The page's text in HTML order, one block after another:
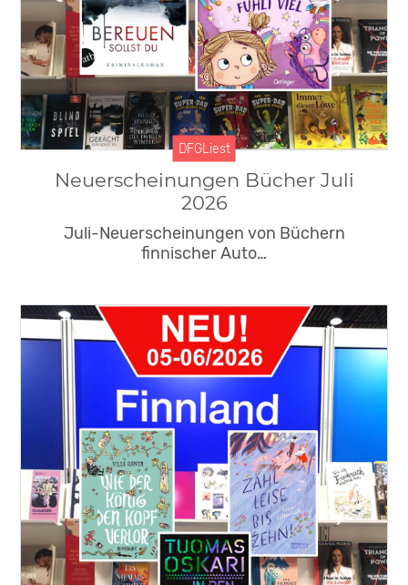
DFGLiest
Neuerscheinungen Bücher Juli
2026
Juli-Neuerscheinungen von Büchern
finnischer Auto…